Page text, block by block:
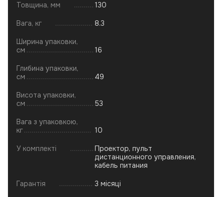
Товщина, мм 130
Вага, кг 8.3
Ширина упаковки,
см
16
Глибина упаковки,
см
49
Висота упаковки,
см
53
Вага з упаковкою,
кг
10
У комплекті
Проектор, пульт
дистанционного управления,
кабель питания
Гарантія 3 місяці